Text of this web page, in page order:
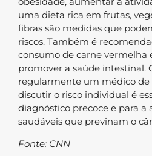
uma dieta rica em frutas,
fibras são medidas que
riscos. Também é
consumo de carne vermelha
promover a saúde intestinal.
regularmente um médico
discutir o risco individual é
diagnóstico precoce e para a
saudáveis que previnam o
Fonte: CNN